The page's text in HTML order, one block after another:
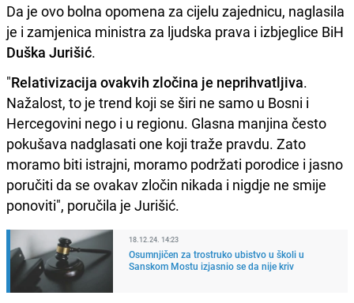
Da je ovo bolna opomena za cijelu zajednicu, naglasila
je i zamjenica ministra za ljudska prava i izbjeglice BiH
Duška Jurišić.
"Relativizacija ovakvih zločina je neprihvatljiva.
Nažalost, to je trend koji se širi ne samo u Bosni i
Hercegovini nego i u regionu. Glasna manjina često
pokušava nadglasati one koji traže pravdu. Zato
moramo biti istrajni, moramo podržati porodice i jasno
poručiti da se ovakav zločin nikada i nigdje ne smije
ponoviti", poručila je Jurišić.
18.12.24. 14:23
Osumnjičen za trostruko ubistvo u školi u
Sanskom Mostu izjasnio se da nije kriv